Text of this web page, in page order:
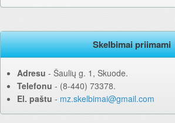
Skelbimai priimami
Adresu ‐ Šaulių g. 1, Skuode.
Telefonu ‐ (8-440) 73378.
El. paštu ‐ mz.skelbimai@gmail.com